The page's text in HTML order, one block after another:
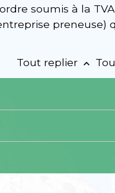
soumis à la
preneuse)
Tout replier keyboard_arrow_up